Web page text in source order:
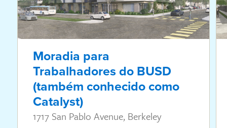
Moradia para
Trabalhadores do BUSD
(também conhecido como
Catalyst)
1717 San Pablo Avenue, Berkeley